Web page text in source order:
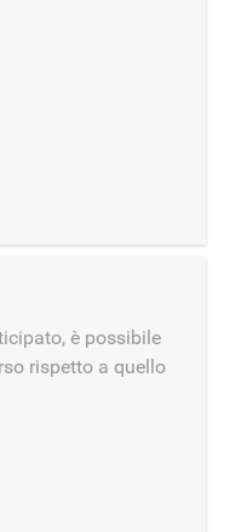
è possibile
rispetto a quello